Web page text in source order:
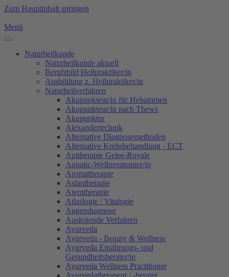
Zum Hauptinhalt springen
Menü
Naturheilkunde
Naturheilkunde aktuell
Berufsbild Heilpraktiker/in
Ausbildung z. Heilpraktiker/in
Naturheilverfahren
Akupunkteur/in für Hebammen
Akupunkteur/in nach Thews
Akupunktur
Alexandertechnik
Alternative Diagnosemethoden
Alternative Krebsbehandlung - ECT
Apitherapie Gelee-Royale
Aquatic-Wellnesstrainer/in
Aromatherapie
Aslantherapie
Atemtherapie
Atlaslogie / Vitalogie
Augendiagnose
Ausleitende Verfahren
Ayurveda
Ayurveda - Beauty & Wellness
Ayurveda Ernährungs- und
Gesundheitsberater/in
Ayurveda Wellness Practitioner
Ayurvedatherapeut / -berater